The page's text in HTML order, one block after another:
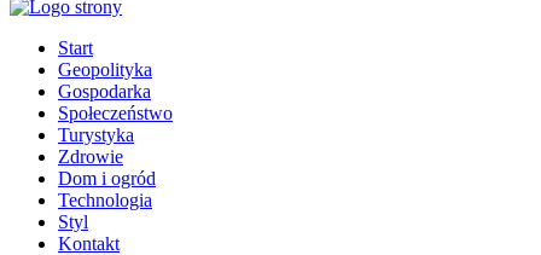
Start
Geopolityka
Gospodarka
Społeczeństwo
Turystyka
Zdrowie
Dom i ogród
Technologia
Styl
Kontakt